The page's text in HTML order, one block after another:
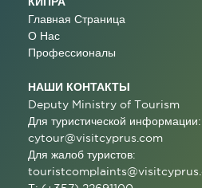
Главная Страница
О Нас
Профессионалы
НАШИ КОНТАКТЫ
Deputy Ministry of Tourism
Для туристической информации:
cytour@visitcyprus.com
Для жалоб туристов: